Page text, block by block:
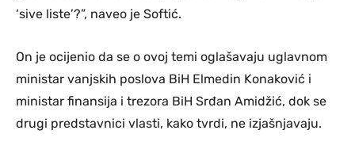
‘sive liste’?”, naveo je Softić.
On je ocijenio da se o ovoj temi oglašavaju uglavnom
ministar vanjskih poslova BiH Elmedin Konaković i
ministar finansija i trezora BiH Srđan Amidžić, dok se
drugi predstavnici vlasti, kako tvrdi, ne izjašnjavaju.